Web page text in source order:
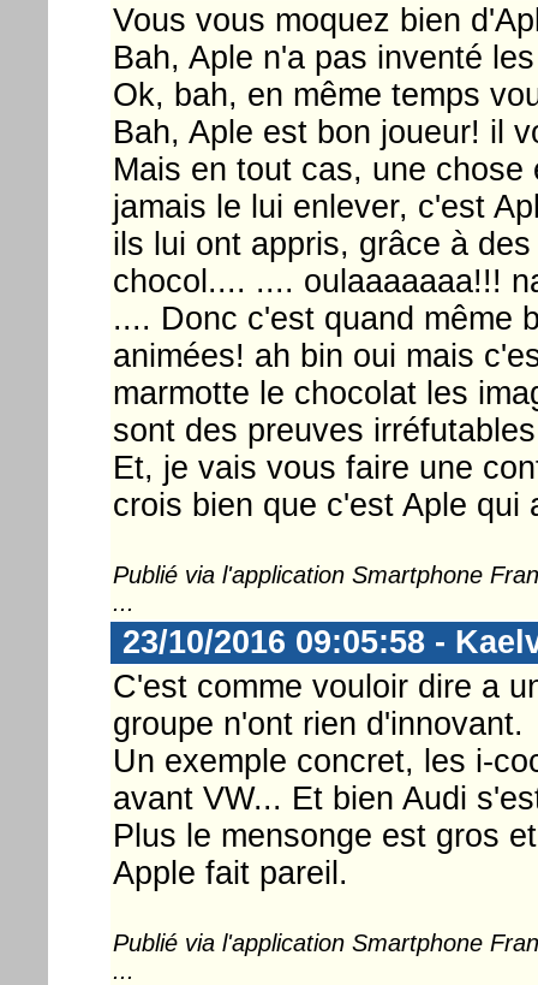
Vous vous moquez bien
Bah, Aple n'a pas inventé
Ok, bah, en même temps
Bah, Aple est bon joueur! il
Mais en tout cas, une
jamais le lui enlever, c'est
ils lui ont appris, grâce à
chocol.... .... oulaaaaaaa!!!
.... Donc c'est quand même
animées! ah bin oui mais
marmotte le chocolat les
sont des preuves
Et, je vais vous faire une
crois bien que c'est Aple qui
Publié via l'application Smartphone
...
23/10/2016 09:05:58 -
C'est comme vouloir dire a
groupe n'ont rien d'innovant.
Un exemple concret, les i-
avant VW... Et bien Audi
Plus le mensonge est gros
Apple fait pareil.
Publié via l'application Smartphone
...